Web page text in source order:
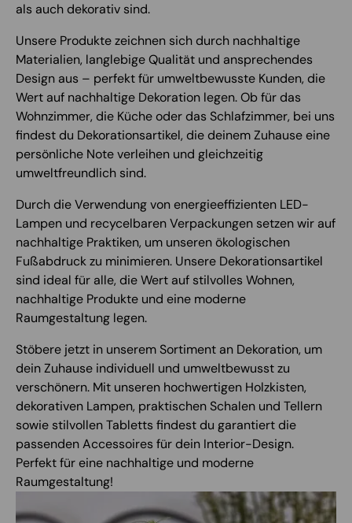
als auch dekorativ sind.
Unsere Produkte zeichnen sich durch nachhaltige
Materialien, langlebige Qualität und ansprechendes
Design aus – perfekt für umweltbewusste Kunden, die
Wert auf nachhaltige Dekoration legen. Ob für das
Wohnzimmer, die Küche oder das Schlafzimmer, bei uns
findest du Dekorationsartikel, die deinem Zuhause eine
persönliche Note verleihen und gleichzeitig
umweltfreundlich sind.
Durch die Verwendung von energieeffizienten LED-
Lampen und recycelbaren Verpackungen setzen wir auf
nachhaltige Praktiken, um unseren ökologischen
Fußabdruck zu minimieren. Unsere Dekorationsartikel
sind ideal für alle, die Wert auf stilvolles Wohnen,
nachhaltige Produkte und eine moderne
Raumgestaltung legen.
Stöbere jetzt in unserem Sortiment an Dekoration, um
dein Zuhause individuell und umweltbewusst zu
verschönern. Mit unseren hochwertigen Holzkisten,
dekorativen Lampen, praktischen Schalen und Tellern
sowie stilvollen Tabletts findest du garantiert die
passenden Accessoires für dein Interior-Design.
Perfekt für eine nachhaltige und moderne
Raumgestaltung!